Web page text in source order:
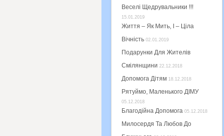
Веселі Щедрувальники !!!
15.01.2019
Життя – Як Мить, І – Ціла
Вічність 02.01.2019
Подарунки Для Жителів
Смілянщини 22.12.2018
Допомога Дітям 18.12.2018
Рятуймо, Маленького ДІМУ
05.12.2018
Благодійна Допомога 05.12.2018
Милосердя Та Любов До